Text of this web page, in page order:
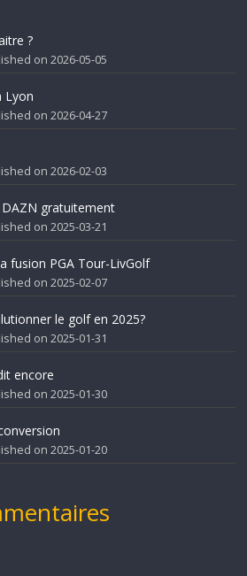
?
on 2026-05-05
Lyon
on 2026-04-27
on 2026-02-03
gratuitement
on 2025-03-21
fusion PGA Tour-LivGolf
on 2025-02-07
le golf en 2025?
on 2025-01-31
encore
on 2025-01-30
on 2025-01-20